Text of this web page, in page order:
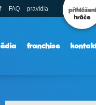
přihlášení
hráče
pravidla
FAQ
franchise